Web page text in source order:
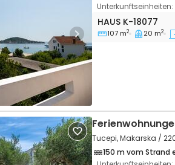
Next
Unterkunftseinheiten:
3-Zimmer-Haus
HAUS K-18077
107 m2 20 m2
Tucepi, Makarska /
150 m vom Strand